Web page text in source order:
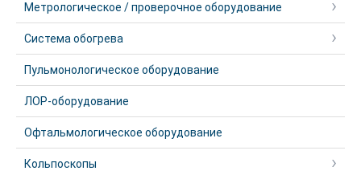
Метрологическое / проверочное оборудование
Система обогрева
Пульмонологическое оборудование
ЛОР-оборудование
Офтальмологическое оборудование
Кольпоскопы